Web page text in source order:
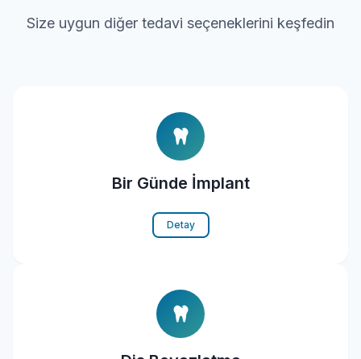
Size uygun diğer tedavi seçeneklerini keşfedin
Bir Günde İmplant
Detay